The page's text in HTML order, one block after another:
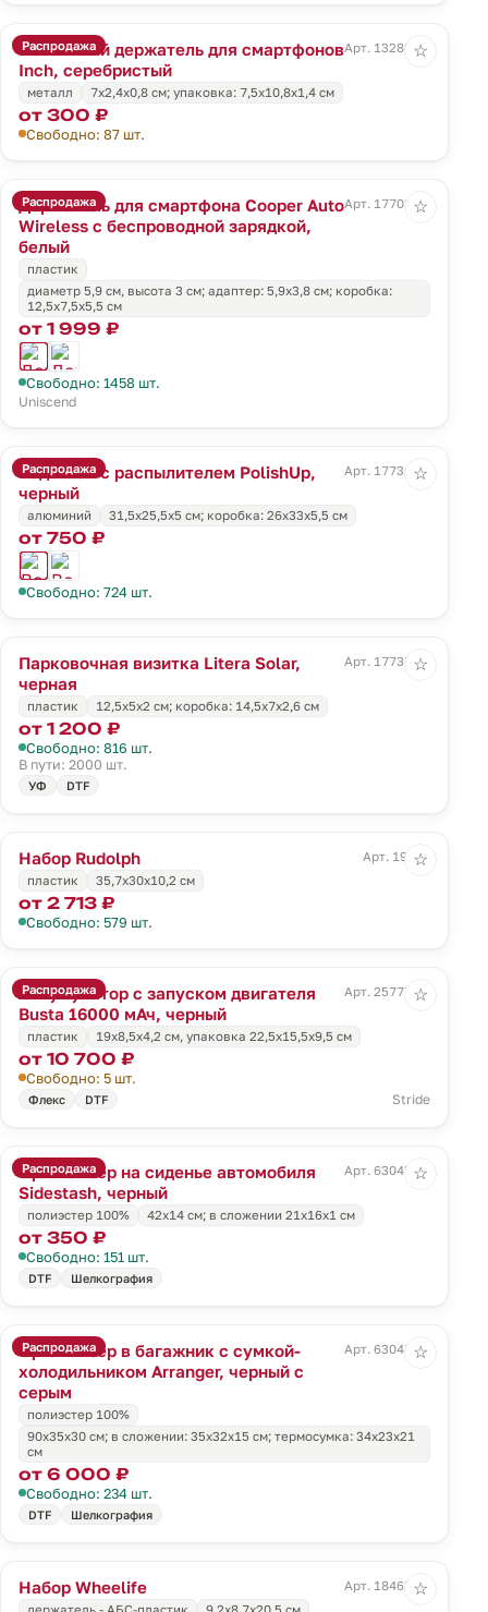
Распродажа
Магнитный держатель для смартфонов
Inch, серебристый
Арт. 13289.10
металл 7х2,4х0,8 см; упаковка: 7,5x10,8x1,4 см
от 300 ₽
Свободно: 87 шт.
☆
Распродажа
Держатель для смартфона Cooper Auto
Wireless с беспроводной зарядкой,
белый
Арт. 17703.60
пластик
диаметр 5,9 см, высота 3 см; адаптер: 5,9х3,8 см; коробка:
12,5х7,5х5,5 см
от 1 999 ₽
Свободно: 1458 шт.
Uniscend
☆
Распродажа
Водосгон с распылителем PolishUp,
черный
Арт. 17736.30
алюминий 31,5х25,5х5 см; коробка: 26х33х5,5 см
от 750 ₽
Свободно: 724 шт.
☆
Парковочная визитка Litera Solar,
черная
Арт. 17737.30
пластик 12,5х5х2 см; коробка: 14,5х7х2,6 см
от 1 200 ₽
Свободно: 816 шт.
В пути: 2000 шт.
УФ DTF
☆
Набор Rudolph
Арт. 19316
пластик
35,7х30х10,2 см
от 2 713 ₽
Свободно: 579 шт.
☆
Распродажа
Аккумулятор с запуском двигателя
Busta 16000 мАч, черный
Арт. 25777.30
пластик 19х8,5х4,2 см, упаковка 22,5х15,5х9,5 см
от 10 700 ₽
Свободно: 5 шт.
Флекс DTF Stride
☆
Распродажа
Органайзер на сиденье автомобиля
Sidestash, черный
Арт. 63045.30
полиэстер 100% 42х14 см; в сложении 21x16x1 см
от 350 ₽
Свободно: 151 шт.
DTF Шелкография
☆
Распродажа
Органайзер в багажник с сумкой-
холодильником Arranger, черный с
серым
Арт. 63047.31
полиэстер 100%
90х35х30 см; в сложении: 35х32х15 см; термосумка: 34х23х21
см
от 6 000 ₽
Свободно: 234 шт.
DTF Шелкография
☆
Набор Wheelife
Арт. 18463.30
☆